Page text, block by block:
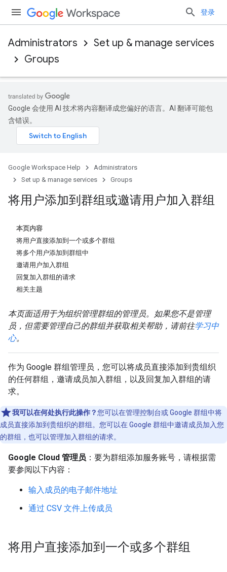
登录
Administrators
Set up & manage services
Groups
Google 会使用 AI 技术将内容翻译成您偏好的语言。AI 翻译可能包
含错误。
Google Workspace Help
Administrators
Set up & manage services
Groups
将用户添加到群组或邀请用户加入群组
本页内容
将用户直接添加到一个或多个群组
将多个用户添加到群组中
邀请用户加入群组
回复加入群组的请求
相关主题
本页面适用于为组织管理群组的管理员。如果您不是管理
员，但需要管理自己的群组并获取相关帮助，请前往学习中
心。
作为 Google 群组管理员，您可以将成员直接添加到贵组织
的任何群组，邀请成员加入群组，以及回复加入群组的请
求。
我可以在何处执行此操作？您可以在管理控制台或 Google 群组中将
成员直接添加到贵组织的群组。您可以在 Google 群组中邀请成员加入您
的群组，也可以管理加入群组的请求。
Google Cloud 管理员 ：要为群组添加服务账号，请根据需
要参阅以下内容：
输入成员的电子邮件地址
通过 CSV 文件上传成员
将用户直接添加到一个或多个群组